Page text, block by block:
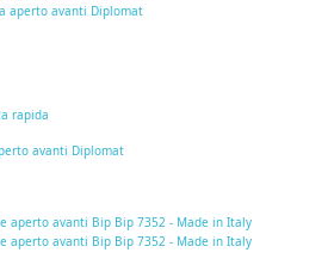
rapida
avanti Diplomat